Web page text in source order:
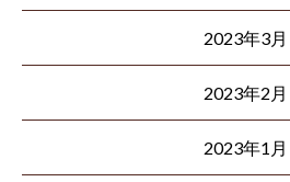
2023年3月
2023年2月
2023年1月